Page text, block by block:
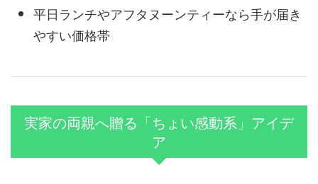
平日ランチやアフタヌーンティーなら手が届き
やすい価格帯
実家の両親へ贈る「ちょい感動系」アイデ
ア